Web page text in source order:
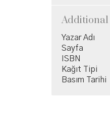
Yazar Adı
Sayfa
ISBN
Kağıt Tipi
Basım Tarihi